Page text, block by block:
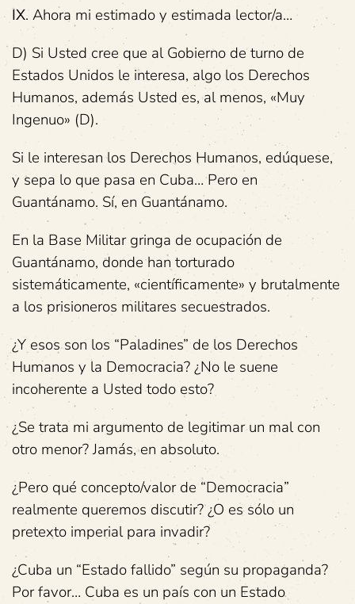
IX. Ahora mi estimado y estimada lector/a…
D) Si Usted cree que al Gobierno de turno de
Estados Unidos le interesa, algo los Derechos
Humanos, además Usted es, al menos, «Muy
Ingenuo» (D).
Si le interesan los Derechos Humanos, edúquese,
y sepa lo que pasa en Cuba… Pero en
Guantánamo. Sí, en Guantánamo.
En la Base Militar gringa de ocupación de
Guantánamo, donde han torturado
sistemáticamente, «científicamente» y brutalmente
a los prisioneros militares secuestrados.
¿Y esos son los “Paladines” de los Derechos
Humanos y la Democracia? ¿No le suene
incoherente a Usted todo esto?
¿Se trata mi argumento de legitimar un mal con
otro menor? Jamás, en absoluto.
¿Pero qué concepto/valor de “Democracia”
realmente queremos discutir? ¿O es sólo un
pretexto imperial para invadir?
¿Cuba un “Estado fallido” según su propaganda?
Por favor… Cuba es un país con un Estado